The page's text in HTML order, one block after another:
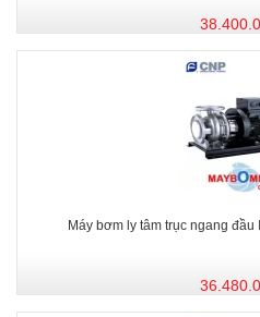
Máy bơm ly tâm trục ngang